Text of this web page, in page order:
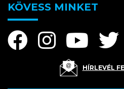
KÖVESS MINKET
HÍRLEVÉL